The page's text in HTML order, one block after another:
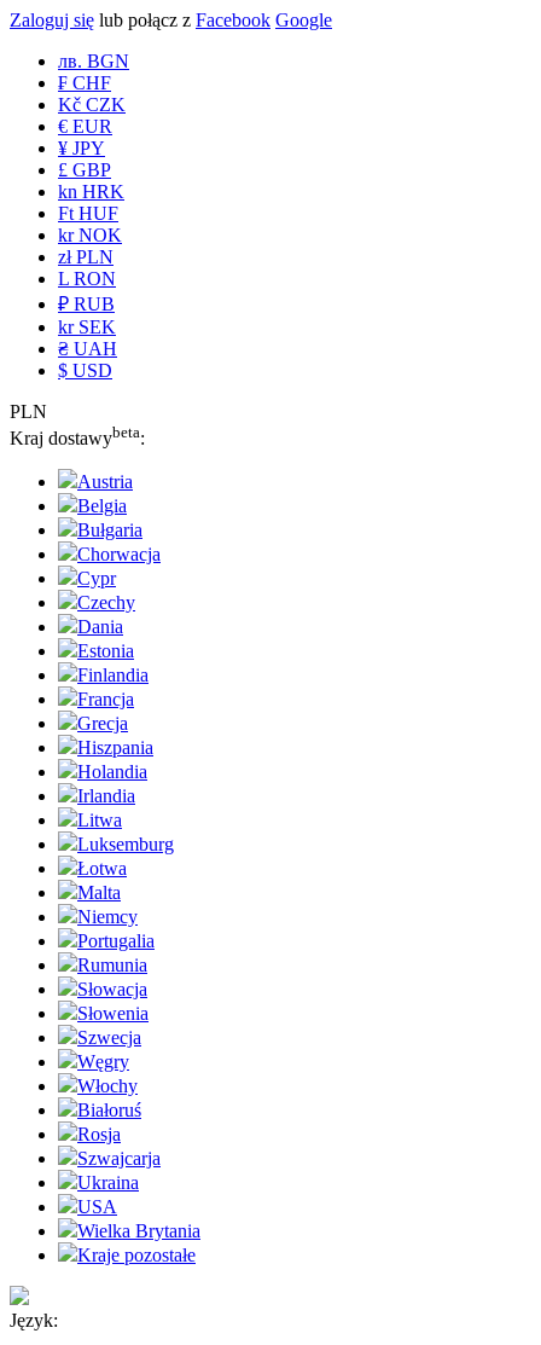
Zaloguj się lub połącz z Facebook Google
лв. BGN
₣ CHF
Kč CZK
€ EUR
¥ JPY
£ GBP
kn HRK
Ft HUF
kr NOK
zł PLN
L RON
₽ RUB
kr SEK
₴ UAH
$ USD
PLN
Kraj dostawybeta:
Austria
Belgia
Bułgaria
Chorwacja
Cypr
Czechy
Dania
Estonia
Finlandia
Francja
Grecja
Hiszpania
Holandia
Irlandia
Litwa
Luksemburg
Łotwa
Malta
Niemcy
Portugalia
Rumunia
Słowacja
Słowenia
Szwecja
Węgry
Włochy
Białoruś
Rosja
Szwajcarja
Ukraina
USA
Wielka Brytania
Kraje pozostałe
Język: